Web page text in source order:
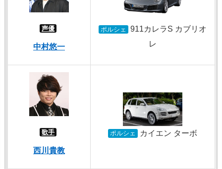
声優
中村悠一
ポルシェ 911カレラS カブリオ
レ
歌手
西川貴教
ポルシェ カイエン ターボ